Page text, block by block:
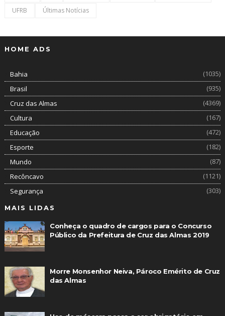
UFRB
Últimas Notícias
HOME ADS
Bahia
(1035)
Brasil
(935)
Cruz das Almas
(4369)
Cultura
(167)
Educação
(472)
Esporte
(182)
Mundo
(87)
Recôncavo
(1121)
Segurança
(303)
MAIS LIDAS
Conheça o quadro de cargos para o Concurso
Público da Prefeitura de Cruz das Almas 2019
Morre Monsenhor Neiva, Pároco Emérito de Cruz
das Almas